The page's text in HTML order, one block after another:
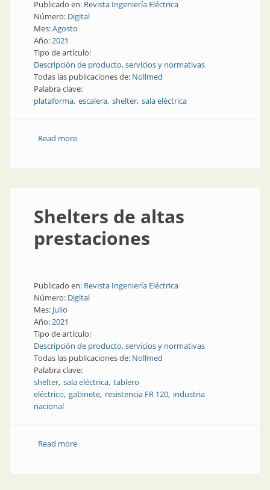
Publicado en: Revista Ingeniería Eléctrica
Número: Digital
Mes:Agosto
Año:2021
Tipo de artículo:
Descripción de producto, servicios y normativas
Todas las publicaciones de: Nollmed
Palabra clave:
plataforma escalera shelter sala eléctrica
Read moreabout Escaleras y plataformas para shelters
Shelters de altas
prestaciones
Publicado en: Revista Ingeniería Eléctrica
Número: Digital
Mes: Julio
Año:2021
Tipo de artículo:
Descripción de producto, servicios y normativas
Todas las publicaciones de: Nollmed
Palabra clave:
shelter sala eléctrica tablero
eléctrico gabinete resistencia FR 120 industria
nacional
Read moreabout Shelters de altas prestaciones